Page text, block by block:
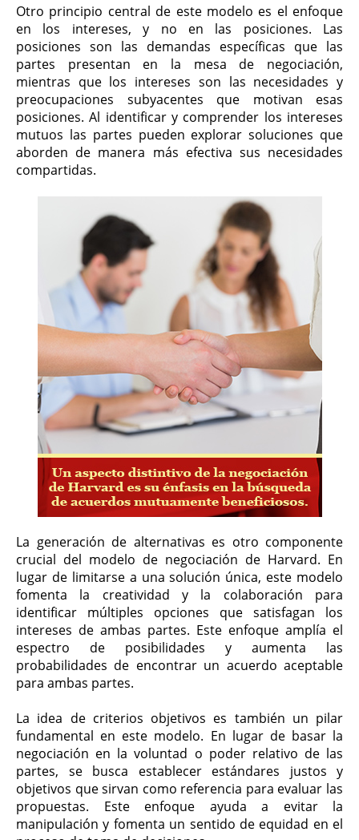
Otro principio central de este modelo es el enfoque
en los intereses, y no en las posiciones. Las
posiciones son las demandas específicas que las
partes presentan en la mesa de negociación,
mientras que los intereses son las necesidades y
preocupaciones subyacentes que motivan esas
posiciones. Al identificar y comprender los intereses
mutuos las partes pueden explorar soluciones que
aborden de manera más efectiva sus necesidades
compartidas.
La generación de alternativas es otro componente
crucial del modelo de negociación de Harvard. En
lugar de limitarse a una solución única, este modelo
fomenta la creatividad y la colaboración para
identificar múltiples opciones que satisfagan los
intereses de ambas partes. Este enfoque amplía el
espectro de posibilidades y aumenta las
probabilidades de encontrar un acuerdo aceptable
para ambas partes.
La idea de criterios objetivos es también un pilar
fundamental en este modelo. En lugar de basar la
negociación en la voluntad o poder relativo de las
partes, se busca establecer estándares justos y
objetivos que sirvan como referencia para evaluar las
propuestas. Este enfoque ayuda a evitar la
manipulación y fomenta un sentido de equidad en el